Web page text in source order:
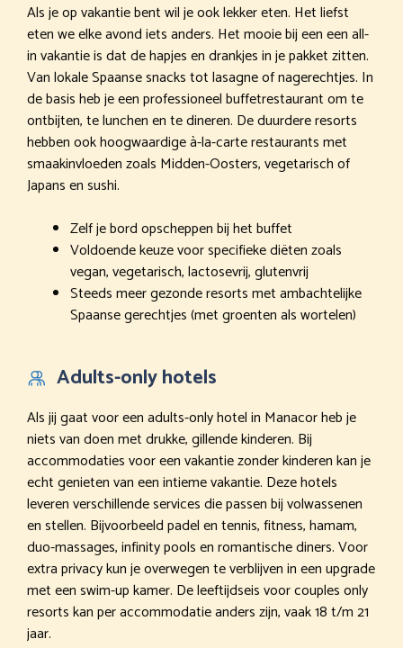
Als je op vakantie bent wil je ook lekker eten. Het liefst
eten we elke avond iets anders. Het mooie bij een een all-
in vakantie is dat de hapjes en drankjes in je pakket zitten.
Van lokale Spaanse snacks tot lasagne of nagerechtjes. In
de basis heb je een professioneel buffetrestaurant om te
ontbijten, te lunchen en te dineren. De duurdere resorts
hebben ook hoogwaardige à-la-carte restaurants met
smaakinvloeden zoals Midden-Oosters, vegetarisch of
Japans en sushi.
Zelf je bord opscheppen bij het buffet
Voldoende keuze voor specifieke diëten zoals
vegan, vegetarisch, lactosevrij, glutenvrij
Steeds meer gezonde resorts met ambachtelijke
Spaanse gerechtjes (met groenten als wortelen)
Adults-only hotels
Als jij gaat voor een adults-only hotel in Manacor heb je
niets van doen met drukke, gillende kinderen. Bij
accommodaties voor een vakantie zonder kinderen kan je
echt genieten van een intieme vakantie. Deze hotels
leveren verschillende services die passen bij volwassenen
en stellen. Bijvoorbeeld padel en tennis, fitness, hamam,
duo-massages, infinity pools en romantische diners. Voor
extra privacy kun je overwegen te verblijven in een upgrade
met een swim-up kamer. De leeftijdseis voor couples only
resorts kan per accommodatie anders zijn, vaak 18 t/m 21
jaar.